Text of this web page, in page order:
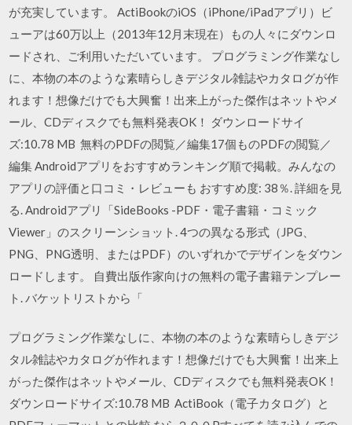
が充実しています。 ActiBookのiOS（iPhone/iPadアプリ）ビ
ューアは60万以上（2013年12月末現在）もの人々にダウンロ
ードされ、ご利用いただいています。 プログラミング作業なし
に、本物の本のような素晴らしきデジタル雑誌やカタログが作
れます！想像だけでも大興奮！出来上がった傑作はネットやメ
ール、CDディスクでも無料発表OK！ ダウンロードサイ
ズ:10.78 MB 無料のPDFの閲覧／編集17個ものPDFの閲覧／
編集 Androidアプリをおすすめランキング順で掲載。みんなの
アプリの評価と口コミ・レビューも おすすめ度: 38％. 詳細を見
る. Androidアプリ「SideBooks -PDF・電子書籍・コミック
Viewer」のスクリーンショット. 4つの異なる形式（JPG、
PNG、PNG透明、またはPDF）のいずれかでデザインをダウン
ロードします。 自費出版作家向けの無料の電子書籍テンプレー
ト. バケットリストから「
プログラミング作業なしに、本物の本のような素晴らしきデジ
タル雑誌やカタログが作れます！想像だけでも大興奮！出来上
がった傑作はネットやメール、CDディスクでも無料発表OK！
ダウンロードサイズ:10.78 MB ActiBook（電子カタログ）と